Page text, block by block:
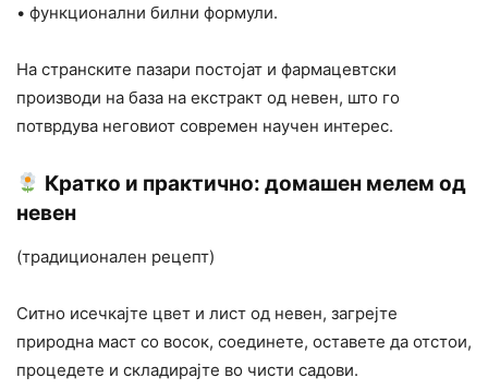
• функционални билни формули.
На странските пазари постојат и фармацевтски
производи на база на екстракт од невен, што го
потврдува неговиот современ научен интерес.
Кратко и практично: домашен мелем од
невен
(традиционален рецепт)
Ситно исечкајте цвет и лист од невен, загрејте
природна маст со восок, соединете, оставете да отстои,
процедете и складирајте во чисти садови.